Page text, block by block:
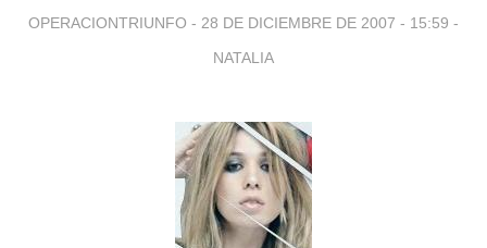
OPERACIONTRIUNFO - 28 DE DICIEMBRE DE 2007 - 15:59 -
NATALIA